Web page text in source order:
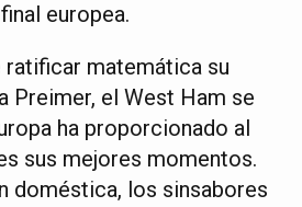
europea.
ratificar matemática su
Preimer, el West Ham se
ha proporcionado al
sus mejores momentos.
doméstica, los sinsabores